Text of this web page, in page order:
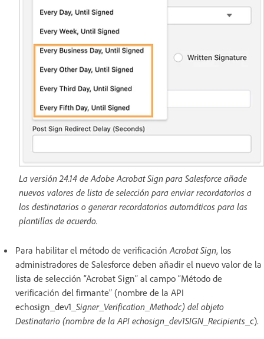
La versión 24.14 de Adobe Acrobat Sign para Salesforce añade
nuevos valores de lista de selección para enviar recordatorios a
los destinatarios o generar recordatorios automáticos para las
plantillas de acuerdo.
Para habilitar el método de verificaciónAcrobat Sign, los
administradores de Salesforce deben añadir el nuevo valor de la
lista de selección “Acrobat Sign” al campo “Método de
verificación del firmante” (nombre de la API
echosign_dev1_ Signer_Verification_Methodc) del objeto
Destinatario (nombre de la API echosign_dev1SIGN_Recipients _c).